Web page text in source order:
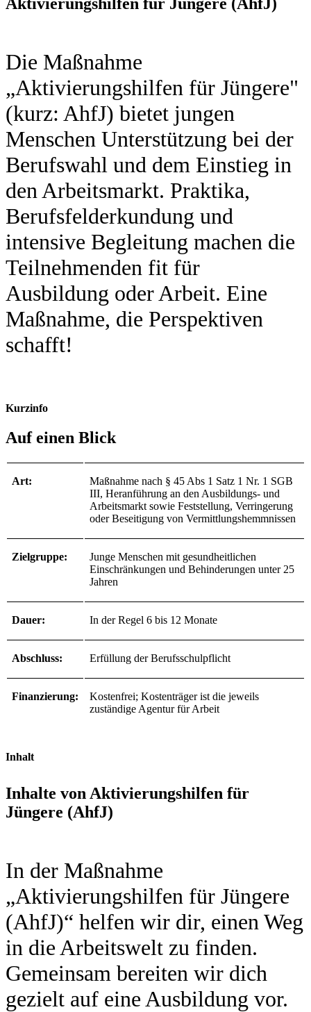
Aktivierungshilfen für Jüngere (AhfJ)
Die Maßnahme
„Aktivierungshilfen für Jüngere"
(kurz: AhfJ) bietet jungen
Menschen Unterstützung bei der
Berufswahl und dem Einstieg in
den Arbeitsmarkt. Praktika,
Berufsfelderkundung und
intensive Begleitung machen die
Teilnehmenden fit für
Ausbildung oder Arbeit. Eine
Maßnahme, die Perspektiven
schafft!
Kurzinfo
Auf einen Blick
Art:
Maßnahme nach § 45 Abs 1 Satz 1 Nr. 1 SGB
III, Heranführung an den Ausbildungs- und
Arbeitsmarkt sowie Feststellung, Verringerung
oder Beseitigung von Vermittlungshemmnissen
Zielgruppe:
Junge Menschen mit gesundheitlichen
Einschränkungen und Behinderungen unter 25
Jahren
Dauer: In der Regel 6 bis 12 Monate
Abschluss: Erfüllung der Berufsschulpflicht
Finanzierung:
Kostenfrei; Kostenträger ist die jeweils
zuständige Agentur für Arbeit
Inhalt
Inhalte von Aktivierungshilfen für
Jüngere (AhfJ)
In der Maßnahme
„Aktivierungshilfen für Jüngere
(AhfJ)“ helfen wir dir, einen Weg
in die Arbeitswelt zu finden.
Gemeinsam bereiten wir dich
gezielt auf eine Ausbildung vor.